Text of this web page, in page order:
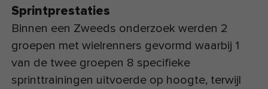
Sprintprestaties
Binnen een Zweeds onderzoek werden 2
groepen met wielrenners gevormd waarbij 1
van de twee groepen 8 specifieke
sprinttrainingen uitvoerde op hoogte, terwijl